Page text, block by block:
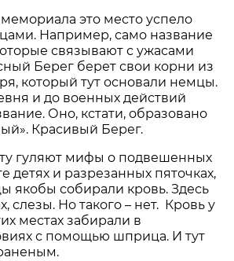
мемориала это место успело
Например, само название
связывают с ужасами
Берег берет свои корни из
который тут основали немцы.
и до военных действий
Оно, кстати, образовано
Красивый Берег.
гуляют мифы о подвешенных
детях и разрезанных пяточках,
якобы собирали кровь. Здесь
слезы. Но такого – нет. Кровь у
местах забирали в
с помощью шприца. И тут